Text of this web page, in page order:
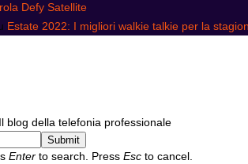
Defy Satellite
Estate 2022: I migliori walkie talkie per la
blog della telefonia professionale
Submit
Enter to search. Press Esc to cancel.